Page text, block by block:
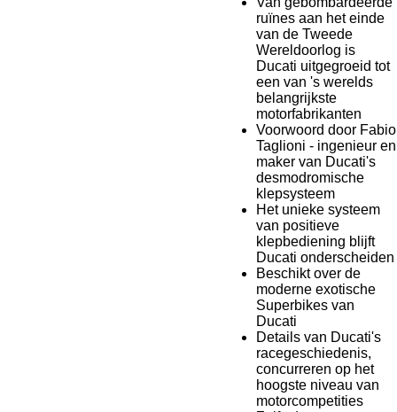
ruïnes aan het einde
van de Tweede
Wereldoorlog is
Ducati uitgegroeid tot
een van 's werelds
belangrijkste
motorfabrikanten
Voorwoord door Fabio
Taglioni - ingenieur en
maker van Ducati's
desmodromische
klepsysteem
Het unieke systeem
van positieve
klepbediening blijft
Ducati onderscheiden
Beschikt over de
moderne exotische
Superbikes van
Ducati
Details van Ducati's
racegeschiedenis,
concurreren op het
hoogste niveau van
motorcompetities